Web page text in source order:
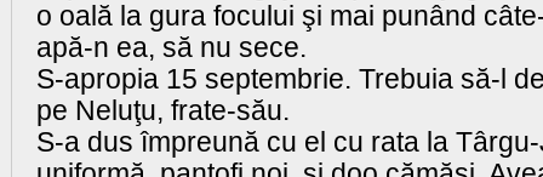
o oală la gura focului şi mai punând
apă-n ea, să nu sece.
S-apropia 15 septembrie. Trebuia să-l
pe Neluţu, frate-său.
S-a dus împreună cu el cu rata la